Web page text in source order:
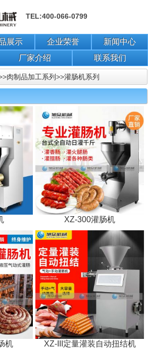
TEL:400-066-0799
展示 企业荣誉
新闻中心
厂家介绍 联系我们
肉制品加工系列>>灌肠机系列
XZ-300灌肠机
机 XZ-III定量灌装自动扭结机